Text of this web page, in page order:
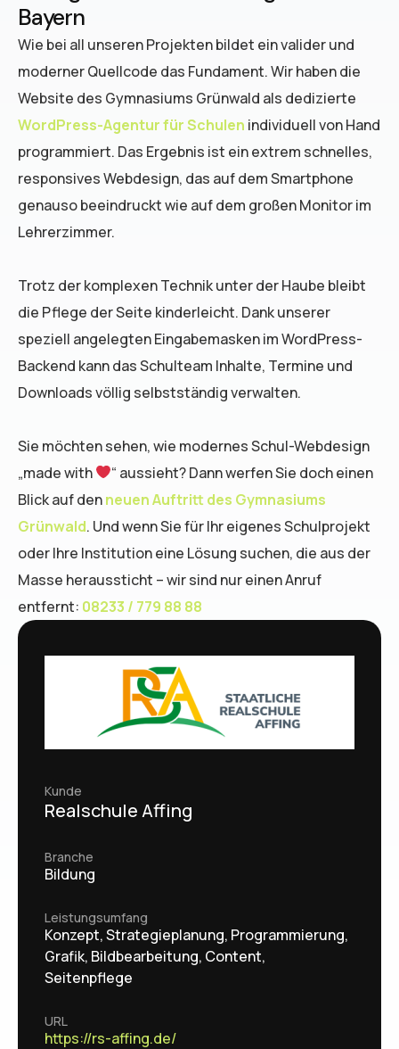
Bayern
Wie bei all unseren Projekten bildet ein valider und
moderner Quellcode das Fundament. Wir haben die
Website des Gymnasiums Grünwald als dedizierte
WordPress-Agentur für Schulen individuell von Hand
programmiert. Das Ergebnis ist ein extrem schnelles,
responsives Webdesign, das auf dem Smartphone
genauso beeindruckt wie auf dem großen Monitor im
Lehrerzimmer.
Trotz der komplexen Technik unter der Haube bleibt
die Pflege der Seite kinderleicht. Dank unserer
speziell angelegten Eingabemasken im WordPress-
Backend kann das Schulteam Inhalte, Termine und
Downloads völlig selbstständig verwalten.
Sie möchten sehen, wie modernes Schul-Webdesign
„made with
“ aussieht? Dann werfen Sie doch einen
Blick auf denneuen Auftritt des Gymnasiums
Grünwald. Und wenn Sie für Ihr eigenes Schulprojekt
oder Ihre Institution eine Lösung suchen, die aus der
Masse heraussticht – wir sind nur einen Anruf
entfernt: 08233 / 779 88 88
Kunde
Realschule Affing
Branche
Bildung
Leistungsumfang
Konzept, Strategieplanung, Programmierung,
Grafik, Bildbearbeitung, Content,
Seitenpflege
URL
https://rs-affing.de/